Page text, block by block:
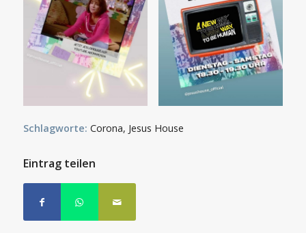
Schlagworte: Corona, Jesus House
Eintrag teilen